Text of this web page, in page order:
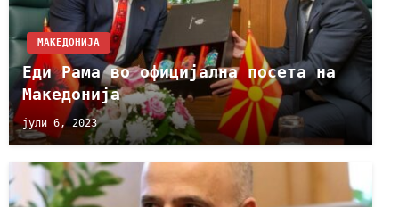
МАКЕДОНИЈА
Еди Рама во официјална посета на
Македонија
јули 6, 2023